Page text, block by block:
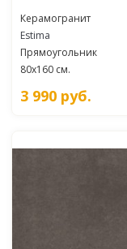
Керамогранит
Estima
Прямоугольник
80x160 см.
3 990 руб.